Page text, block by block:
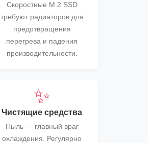
Скоростные M.2 SSD
требуют радиаторов для
предотвращения
перегрева и падения
производительности.
✨
Чистящие средства
Пыль — главный враг
охлаждения. Регулярно